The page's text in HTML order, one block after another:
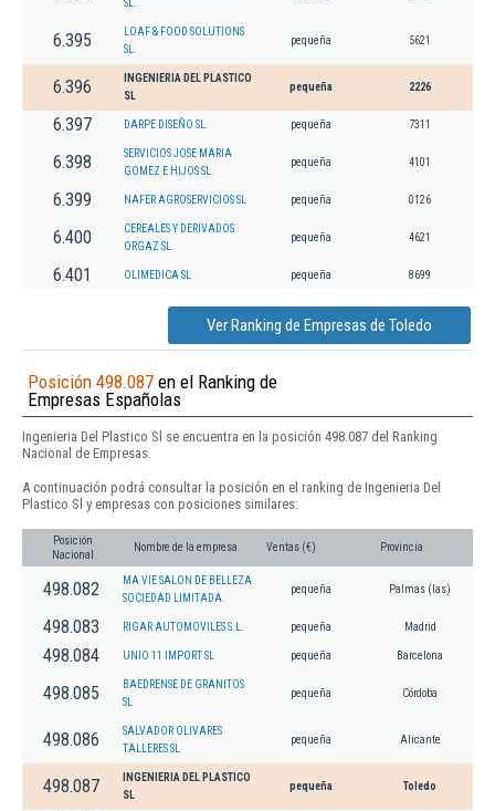
SL.
6.395
LOAF & FOOD SOLUTIONS
SL.
pequeña 5621
6.396
INGENIERIA DEL PLASTICO
SL
pequeña 2226
6.397 DARPE DISEÑO SL. pequeña 7311
6.398
SERVICIOS JOSE MARIA
GOMEZ E HIJOS SL.
pequeña 4101
6.399 NAFER AGROSERVICIOS SL pequeña 0126
6.400
CEREALES Y DERIVADOS
ORGAZ SL.
pequeña 4621
6.401 OLIMEDICA SL pequeña 8699
Ver Ranking de Empresas de Toledo
Posición 498.087 en el Ranking de
Empresas Españolas
Ingenieria Del Plastico Sl se encuentra en la posición 498.087 del Ranking
Nacional de Empresas.
A continuación podrá consultar la posición en el ranking de Ingenieria Del
Plastico Sl y empresas con posiciones similares:
Posición
Nacional
Nombre de la empresa Ventas (€) Provincia
498.082
MA VIE SALON DE BELLEZA
SOCIEDAD LIMITADA.
pequeña Palmas (las)
498.083 RIGAR AUTOMOVILES S.L. pequeña Madrid
498.084 UNIO 11 IMPORT SL pequeña Barcelona
498.085
BAEDRENSE DE GRANITOS
SL
pequeña Córdoba
498.086
SALVADOR OLIVARES
TALLERES SL
pequeña Alicante
498.087
INGENIERIA DEL PLASTICO
SL
pequeña Toledo